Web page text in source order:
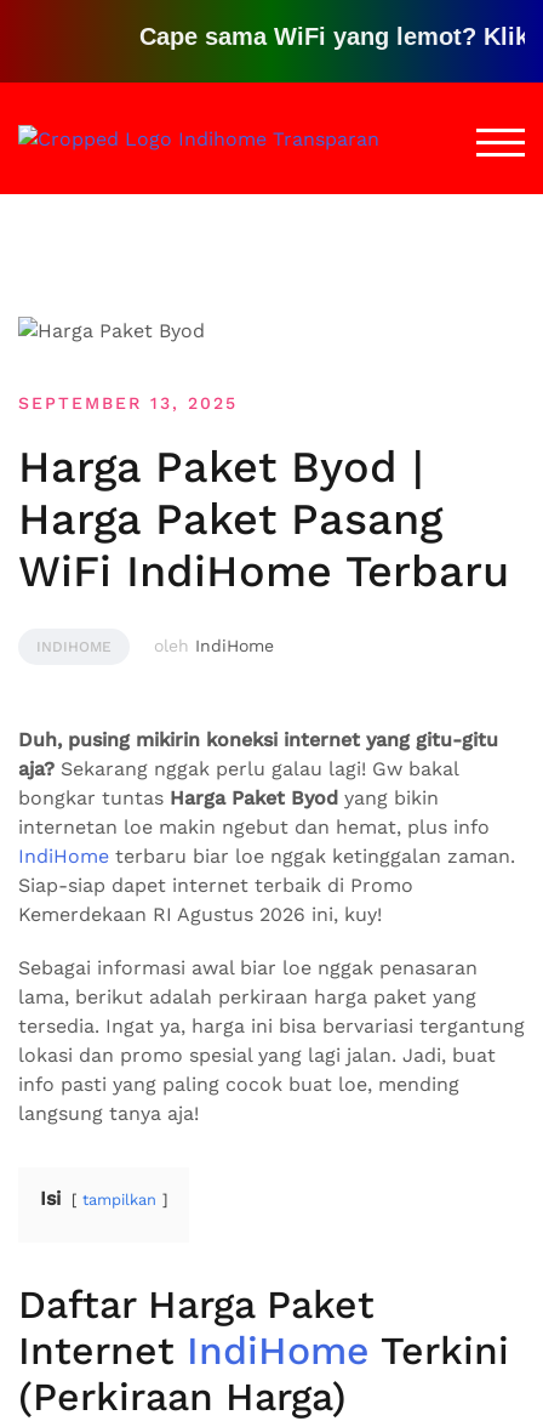
Cape sama WiFi yang lemot? Klik
ke
konten
SEPTEMBER 13, 2025
Harga Paket Byod |
Harga Paket Pasang
WiFi IndiHome Terbaru
INDIHOME oleh IndiHome
Duh, pusing mikirin koneksi internet yang gitu-gitu
aja? Sekarang nggak perlu galau lagi! Gw bakal
bongkar tuntas Harga Paket Byod yang bikin
internetan loe makin ngebut dan hemat, plus info
IndiHome terbaru biar loe nggak ketinggalan zaman.
Siap-siap dapet internet terbaik di Promo
Kemerdekaan RI Agustus 2026 ini, kuy!
Sebagai informasi awal biar loe nggak penasaran
lama, berikut adalah perkiraan harga paket yang
tersedia. Ingat ya, harga ini bisa bervariasi tergantung
lokasi dan promo spesial yang lagi jalan. Jadi, buat
info pasti yang paling cocok buat loe, mending
langsung tanya aja!
Isi tampilkan
Daftar Harga Paket
Internet IndiHome Terkini
(Perkiraan Harga)